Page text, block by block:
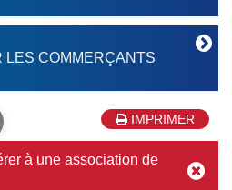
LES COMMERÇANTS
IMPRIMER
à une association de